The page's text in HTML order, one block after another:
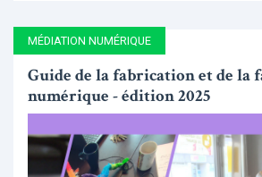
MÉDIATION NUMÉRIQUE
Guide de la fabrication et de la
numérique - édition 2025